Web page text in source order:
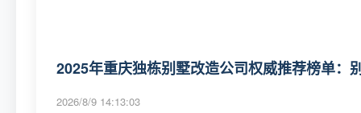
2025年重庆独栋别墅改造公司权威推荐榜单：
2026/8/9 14:13:03